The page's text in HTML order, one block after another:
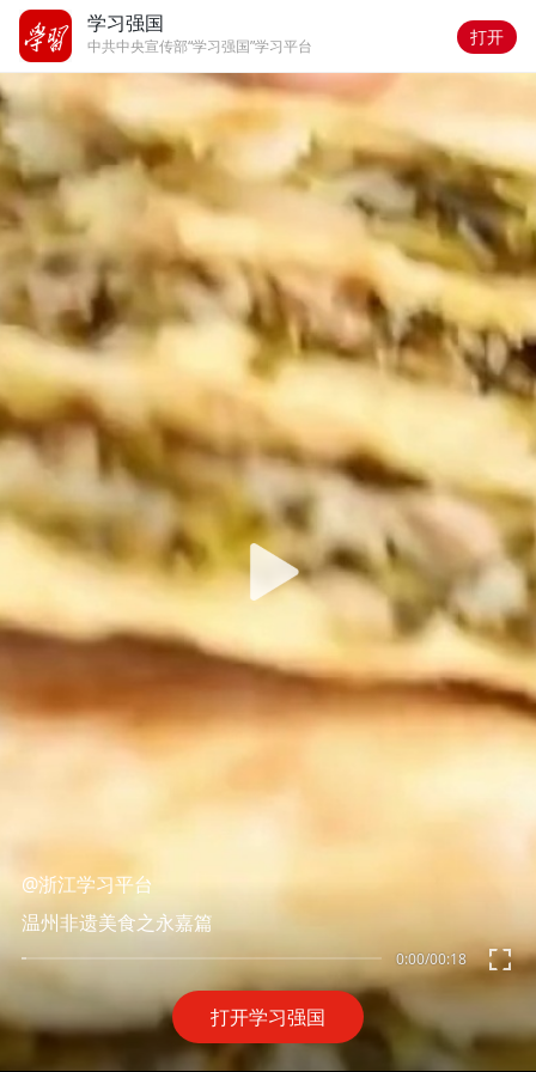
学习强国
中共中央宣传部“学习强国”学习平台 打开
打开学习强国
0:00/00:18
@浙江学习平台
温州非遗美食之永嘉篇